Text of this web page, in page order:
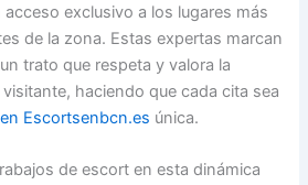
exclusivo a los lugares más
de la zona. Estas expertas marcan
trato que respeta y valora la
haciendo que cada cita sea
Escortsenbcn.es única.
de escort en esta dinámica